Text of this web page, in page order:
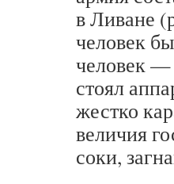
в Ливане
человек
человек —
стоял
жестко
величия
соки,